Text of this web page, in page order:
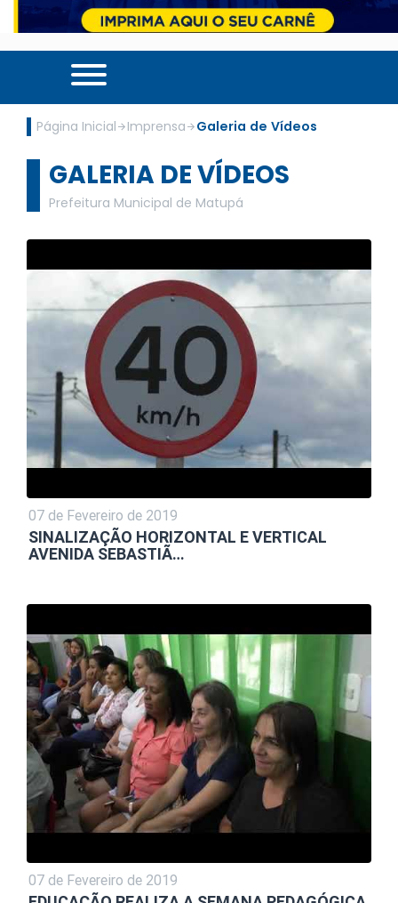
Página Inicial Imprensa Galeria de Vídeos
GALERIA DE VÍDEOS
Prefeitura Municipal de Matupá
07 de Fevereiro de 2019
SINALIZAÇÃO HORIZONTAL E VERTICAL
AVENIDA SEBASTIÃ…
07 de Fevereiro de 2019